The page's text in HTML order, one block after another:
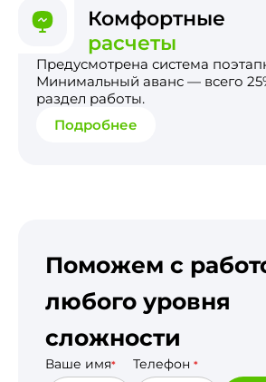
Комфортные
расчеты
Предусмотрена система
Минимальный аванс — всего
раздел работы.
Подробнее
Поможем с
любого уровня
сложности
Ваше имя* Телефон *